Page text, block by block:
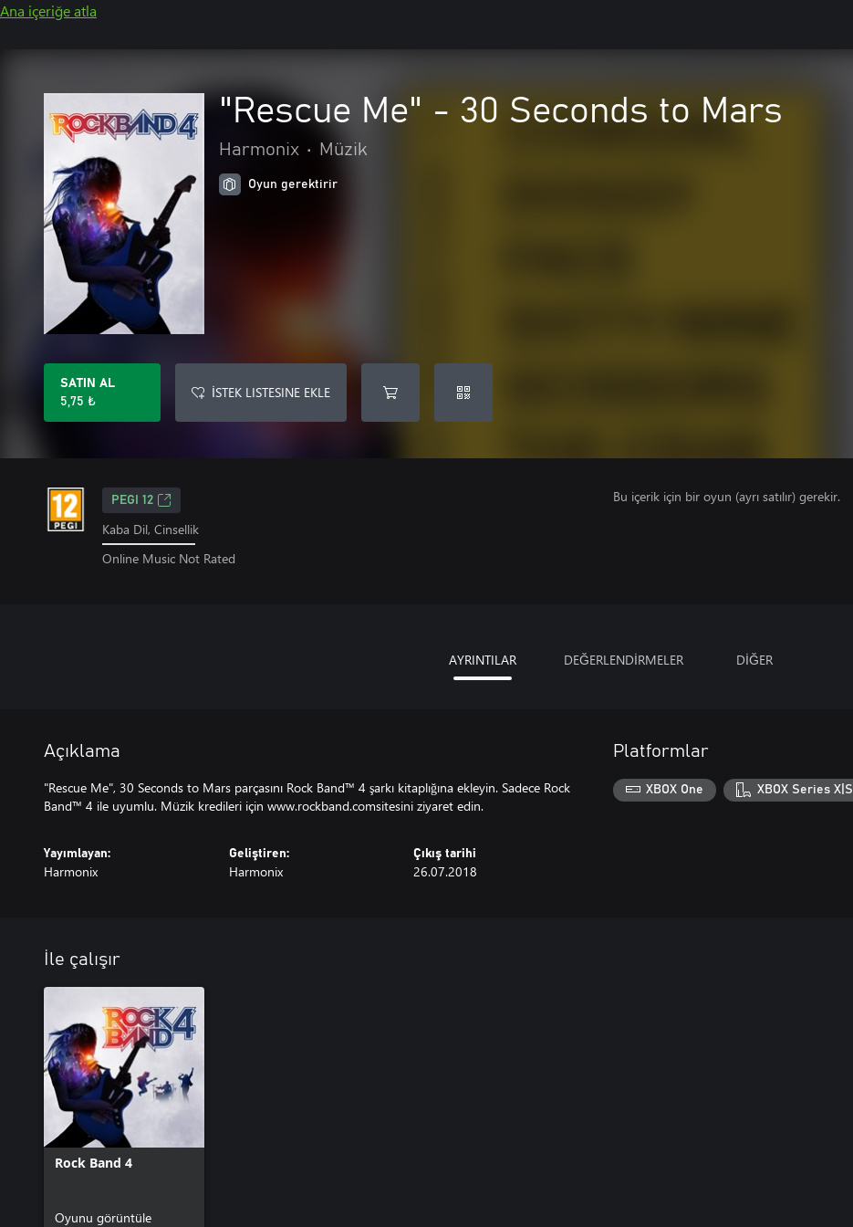
Ana içeriğe atla
"Rescue Me" - 30 Seconds to Mars
Harmonix • Müzik
Oyun gerektirir
SATIN AL
5,75 ₺
İSTEK LISTESINE EKLE
PEGI 12
Kaba Dil, Cinsellik
Online Music Not Rated
Bu içerik için bir oyun (ayrı satılır) gerekir.
AYRINTILAR DEĞERLENDİRMELER DİĞER
Açıklama
"Rescue Me", 30 Seconds to Mars parçasını Rock Band™ 4 şarkı kitaplığına ekleyin. Sadece Rock
Band™ 4 ile uyumlu. Müzik kredileri için www.rockband.comsitesini ziyaret edin.
Yayımlayan:
Harmonix
Geliştiren:
Harmonix
Çıkış tarihi
26.07.2018
Platformlar
XBOX One XBOX Series X|S
İle çalışır
Rock Band 4
Oyunu görüntüle